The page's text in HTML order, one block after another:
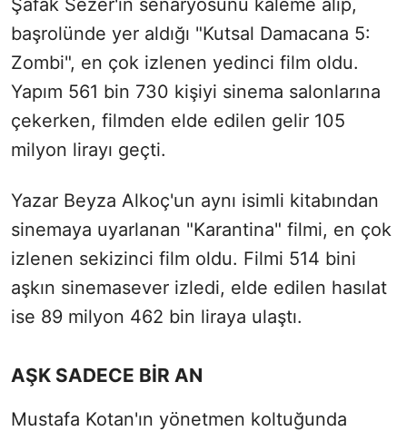
başrolünde yer aldığı "Kutsal Damacana 5:
Zombi", en çok izlenen yedinci film oldu.
Yapım 561 bin 730 kişiyi sinema salonlarına
çekerken, filmden elde edilen gelir 105
milyon lirayı geçti.
Yazar Beyza Alkoç'un aynı isimli kitabından
sinemaya uyarlanan "Karantina" filmi, en çok
izlenen sekizinci film oldu. Filmi 514 bini
aşkın sinemasever izledi, elde edilen hasılat
ise 89 milyon 462 bin liraya ulaştı.
AŞK SADECE BİR AN
Mustafa Kotan'ın yönetmen koltuğunda